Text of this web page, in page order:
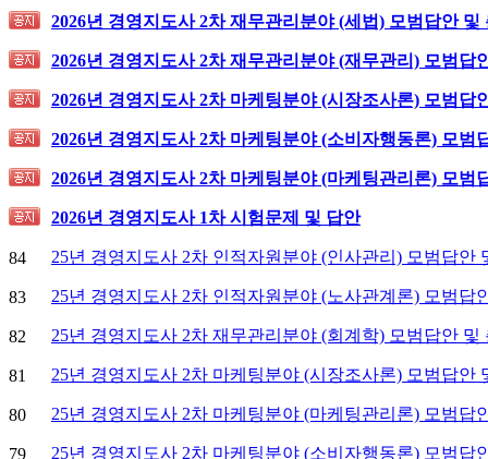
2026년 경영지도사 2차 재무관리분야 (세법) 모범답안 및
2026년 경영지도사 2차 재무관리분야 (재무관리) 모범답
2026년 경영지도사 2차 마케팅분야 (시장조사론) 모범답
2026년 경영지도사 2차 마케팅분야 (소비자행동론) 모범
2026년 경영지도사 2차 마케팅분야 (마케팅관리론) 모범
2026년 경영지도사 1차 시험문제 및 답안
84 25년 경영지도사 2차 인적자원분야 (인사관리) 모범답안
83 25년 경영지도사 2차 인적자원분야 (노사관계론) 모범답
82 25년 경영지도사 2차 재무관리분야 (회계학) 모범답안 및
81 25년 경영지도사 2차 마케팅분야 (시장조사론) 모범답안
80 25년 경영지도사 2차 마케팅분야 (마케팅관리론) 모범답
79 25년 경영지도사 2차 마케팅분야 (소비자행동론) 모범답